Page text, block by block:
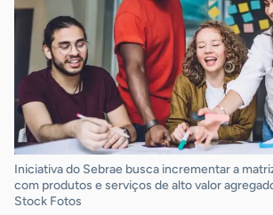
Iniciativa do Sebrae busca incrementar a
com produtos e serviços de alto valor
Stock Fotos